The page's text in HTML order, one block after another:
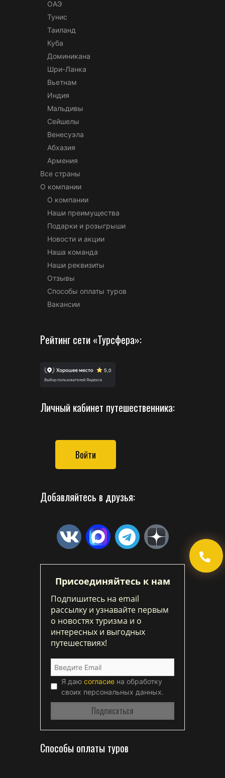
ОАЭ
Тунис
Таиланд
Куба
Доминикана
Шри-Ланка
Вьетнам
Индия
Мальдивы
Сейшелы
Венесуэла
Абхазия
Армения
Все страны
О компании
О компании
Наши преимущества
Подарки и розыгрыши
Новости и акции
Наша команда
Наши реквизиты
Отзывы
Способы оплаты туров
Вакансии
Рейтинг сети «Турсфера»:
Личный кабинет путешественника:
Войти
Добавляйтесь в друзья:
Присоединяйтесь к нам
Подпишитесь на email
рассылку и узнавайте первым
о новостях туризма и о
интересных и выгодных
путешествиях!
Я даю согласие на обработку
своих персональных данных.
Способы оплаты туров